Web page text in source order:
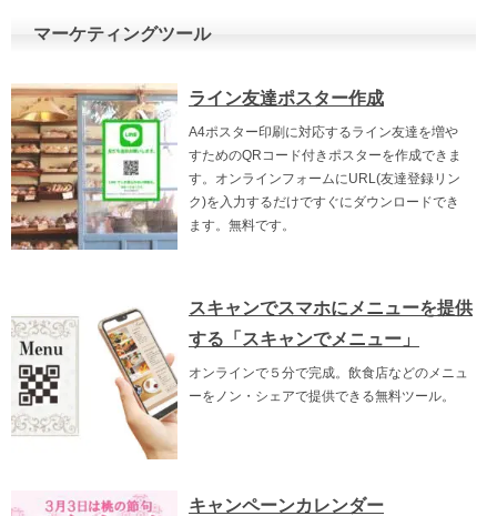
マーケティングツール
ライン友達ポスター作成
A4ポスター印刷に対応するライン友達を増や
すためのQRコード付きポスターを作成できま
す。オンラインフォームにURL(友達登録リン
ク)を入力するだけですぐにダウンロードでき
ます。無料です。
スキャンでスマホにメニューを提供
する「スキャンでメニュー」
オンラインで５分で完成。飲食店などのメニュ
ーをノン・シェアで提供できる無料ツール。
キャンペーンカレンダー